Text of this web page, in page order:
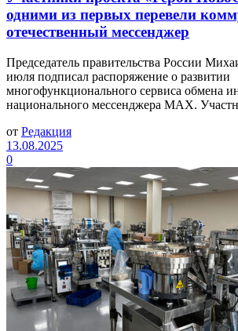
одними из первых перевели
отечественный мессенджер
Председатель правительства России
июля подписал распоряжение о развитии
многофункционального сервиса обмена
национального мессенджера MAX.
от Редакция
13.08.2025
0